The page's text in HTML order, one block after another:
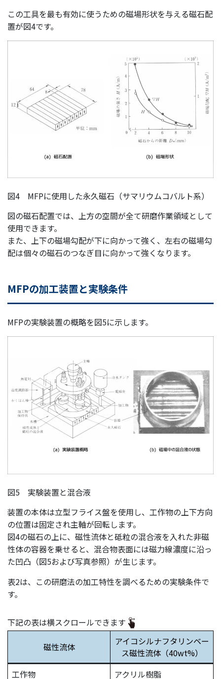
この工具を最も有効に使うための磁場形状を与える磁石配
置が図4です。
図4 MFPに使用した永久磁石（サマリウムコバルト系）
図の磁石配置では、上方の空間が全て研磨作業領域として
使用できます。
また、上下の磁場勾配が下に向かって強く、左右の磁場勾
配は個々の磁石のつなぎ目に向かって強くなります。
MFPの加工装置と実験条件
MFPの実験装置の概略を図5に示します。
図5 実験装置と混合液
装置の本体は立型フライス盤を使用し、工作物の上下方向
の位置は固定され主軸が回転します。
図4の磁石の上に、磁性流体と砥粒の混合液を入れた非磁
性体の容器を乗せると、混合物表面には磁力線濃度に沿っ
た凹凸（図5および写真参照）が生じます。
表2は、この研磨法の加工特性を調べるための実験条件で
す。
下記の表は横スクロールできます
磁性流体
アイコシルナフタリンベー
ス磁性流体（40wt%）
⼯作物
アクリル樹脂